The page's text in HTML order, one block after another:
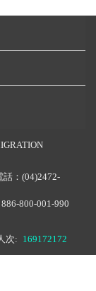
：(04)2472-
800-001-990
次: 169172172